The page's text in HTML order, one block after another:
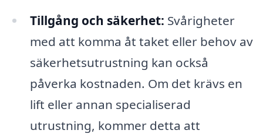
Tillgång och säkerhet: Svårigheter
med att komma åt taket eller behov av
säkerhetsutrustning kan också
påverka kostnaden. Om det krävs en
lift eller annan specialiserad
utrustning, kommer detta att